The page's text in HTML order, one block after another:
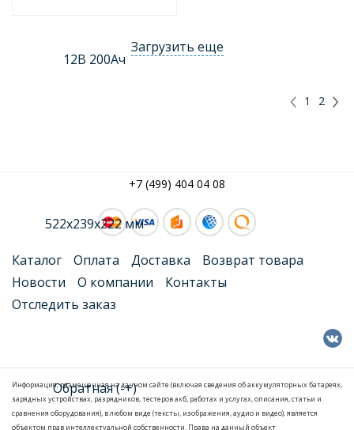
Загрузить еще
1 2
+7 (499) 404 04 08
Каталог Оплата Доставка
Возврат товара
Новости
О компании
Контакты
Отследить заказ
Информация, размещенная на данном сайте (включая сведения об аккумуляторных батареях,
зарядных устройствах, разрядников, тестеров акб, работах и услугах, описания, статьи и
сравнения оборудования), в любом виде (тексты, изображения, аудио и видео), является
объектом прав интеллектуальной собственности. Права на данный объект